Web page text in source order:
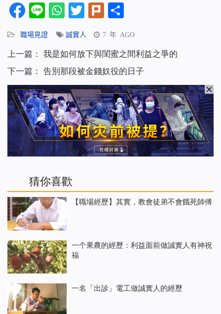
Facebook
LineWhatsApp
Twitter
Plurk
職場見證 誠實人 7 年 AGO
上一篇： 我是如何放下與閨蜜之間利益之爭的
下一篇： 告別那段被金錢奴役的日子
猜你喜歡
【職場經歷】其實，教會徒弟不會餓死師傅
一个果農的經歷：利益面前做誠實人有神祝
福
一名「出診」電工做誠實人的經歷